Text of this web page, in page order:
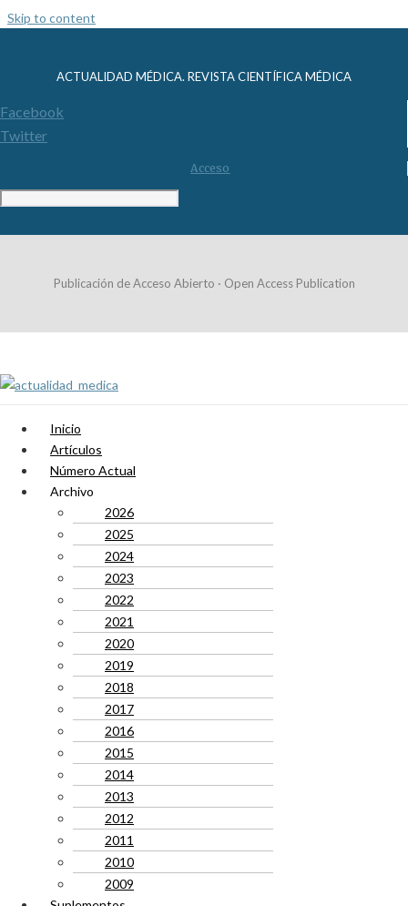
Skip to content
ACTUALIDAD MÉDICA. REVISTA CIENTÍFICA MÉDICA
Facebook
Twitter
Acceso
Publicación de Acceso Abierto · Open Access Publication
Inicio
Artículos
Número Actual
Archivo
2026
2025
2024
2023
2022
2021
2020
2019
2018
2017
2016
2015
2014
2013
2012
2011
2010
2009